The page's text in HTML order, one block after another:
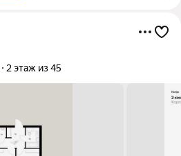
2 этаж из 45